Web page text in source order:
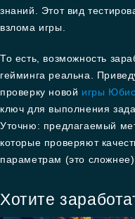
знаний. Этот вид
взлома игры.
То есть, возможность
гейминга реальна.
проверку новой игры
ключ для выполнения
Уточню: предлагаемый
которые проверяют
параметрам (это сложнее).
Хотите